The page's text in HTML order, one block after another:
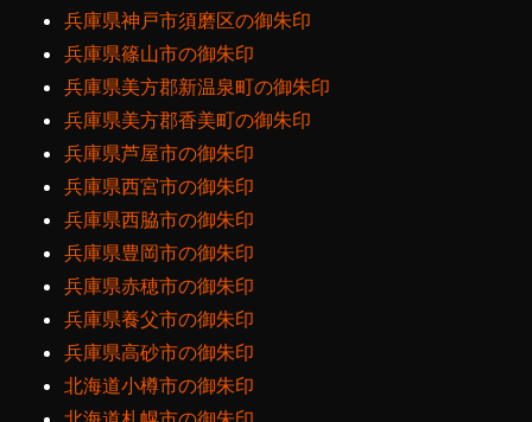
兵庫県神戸市須磨区の御朱印
兵庫県篠山市の御朱印
兵庫県美方郡新温泉町の御朱印
兵庫県美方郡香美町の御朱印
兵庫県芦屋市の御朱印
兵庫県西宮市の御朱印
兵庫県西脇市の御朱印
兵庫県豊岡市の御朱印
兵庫県赤穂市の御朱印
兵庫県養父市の御朱印
兵庫県高砂市の御朱印
北海道小樽市の御朱印